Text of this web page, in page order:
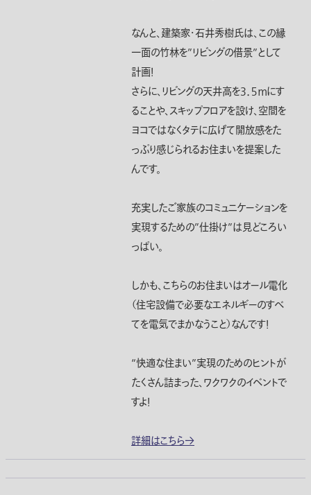
なんと、建築家・石井秀樹氏は、この縁
一面の竹林を”リビングの借景”として
計画！
さらに、リビングの天井高を３．５ｍにす
ることや、スキップフロアを設け、空間を
ヨコではなくタテに広げて開放感をた
っぷり感じられるお住まいを提案した
んです。
充実したご家族のコミュニケーションを
実現するための”仕掛け”は見どころい
っぱい。
しかも、こちらのお住まいはオール電化
（住宅設備で必要なエネルギーのすべ
てを電気でまかなうこと）なんです！
“快適な住まい”実現のためのヒントが
たくさん詰まった、ワクワクのイベントで
すよ！
詳細はこちら→